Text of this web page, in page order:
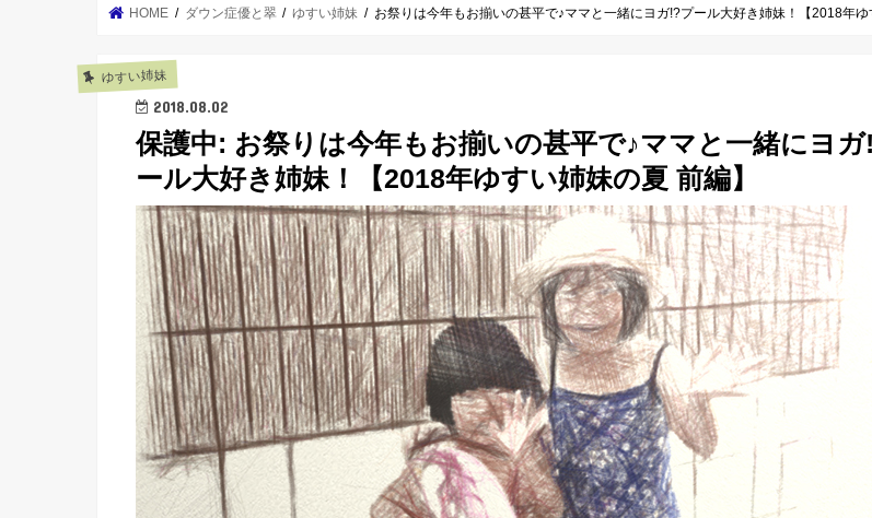
HOME ダウン症優と翠 ゆすい姉妹 お祭りは今年もお揃いの甚平で♪ママと一緒にヨガ!?プール大好き姉妹！【2018年ゆ
ゆすい姉妹
2018.08.02
保護中: お祭りは今年もお揃いの甚平で♪ママと一緒にヨ
ール大好き姉妹！【2018年ゆすい姉妹の夏 前編】